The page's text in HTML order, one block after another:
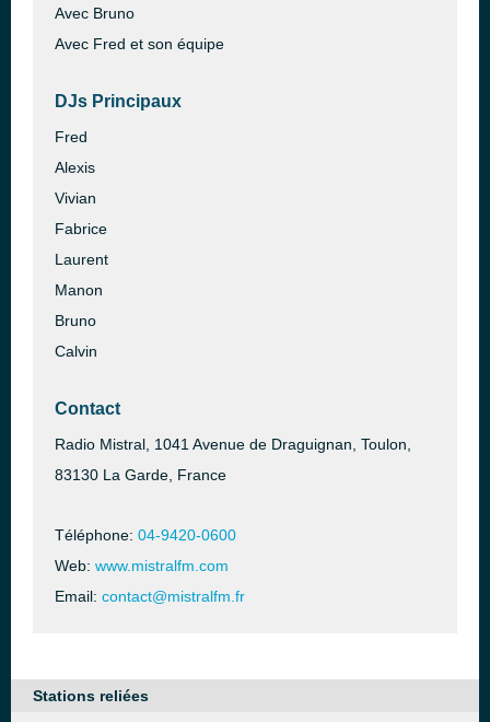
Avec Bruno
Avec Fred et son équipe
DJs Principaux
Fred
Alexis
Vivian
Fabrice
Laurent
Manon
Bruno
Calvin
Contact
Radio Mistral, 1041 Avenue de Draguignan, Toulon,
83130 La Garde, France
Téléphone: 04-9420-0600
Web: www.mistralfm.com
Email: contact@mistralfm.fr
Stations reliées